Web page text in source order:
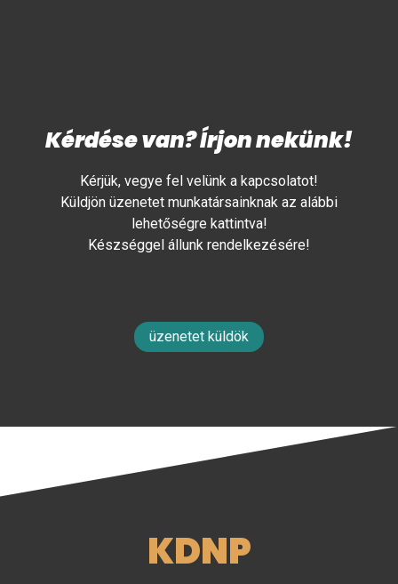
Kérdése van? Írjon nekünk!
Kérjük, vegye fel velünk a kapcsolatot!
Küldjön üzenetet munkatársainknak az alábbi
lehetőségre kattintva!
Készséggel állunk rendelkezésére!
üzenetet küldök
KDNP